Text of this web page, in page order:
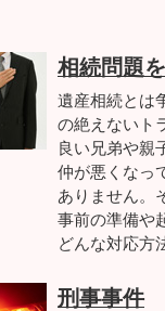
相続問題
遺産相続とは
の絶えないト
良い兄弟や親
仲が悪くなっ
ありません。
事前の準備や
どんな対応方
刑事事件